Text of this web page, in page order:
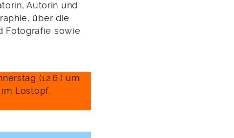
Autorin und
über die
Fotografie sowie
(12.6.) um
Lostopf.